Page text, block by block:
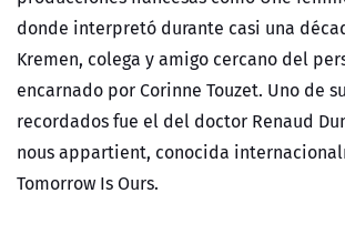
donde interpretó durante casi una
Kremen, colega y amigo cercano del
encarnado por Corinne Touzet. Uno de
recordados fue el del doctor Renaud
nous appartient, conocida
Tomorrow Is Ours.